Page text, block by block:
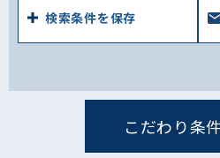
検索条件を保存
こだわり条